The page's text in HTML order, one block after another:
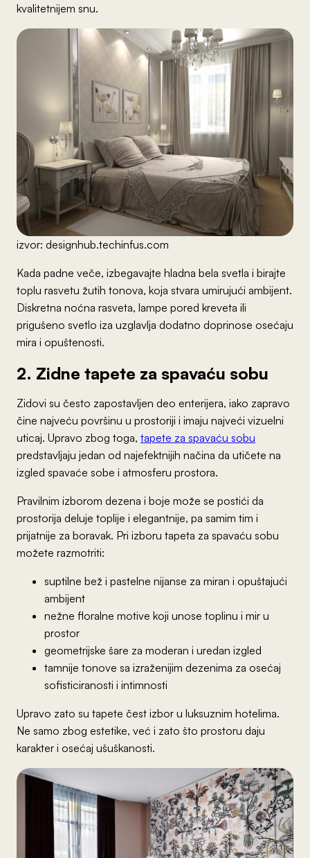
kvalitetnijem snu.
izvor: designhub.techinfus.com
Kada padne veče, izbegavajte hladna bela svetla i birajte
toplu rasvetu žutih tonova, koja stvara umirujući ambijent.
Diskretna noćna rasveta, lampe pored kreveta ili
prigušeno svetlo iza uzglavlja dodatno doprinose osećaju
mira i opuštenosti.
2. Zidne tapete za spavaću sobu
Zidovi su često zapostavljen deo enterijera, iako zapravo
čine najveću površinu u prostoriji i imaju najveći vizuelni
uticaj. Upravo zbog toga, tapete za spavaću sobu
predstavljaju jedan od najefektnijih načina da utičete na
izgled spavaće sobe i atmosferu prostora.
Pravilnim izborom dezena i boje može se postići da
prostorija deluje toplije i elegantnije, pa samim tim i
prijatnije za boravak. Pri izboru tapeta za spavaću sobu
možete razmotriti:
suptilne bež i pastelne nijanse za miran i opuštajući
ambijent
nežne floralne motive koji unose toplinu i mir u
prostor
geometrijske šare za moderan i uredan izgled
tamnije tonove sa izraženijim dezenima za osećaj
sofisticiranosti i intimnosti
Upravo zato su tapete čest izbor u luksuznim hotelima.
Ne samo zbog estetike, već i zato što prostoru daju
karakter i osećaj ušuškanosti.